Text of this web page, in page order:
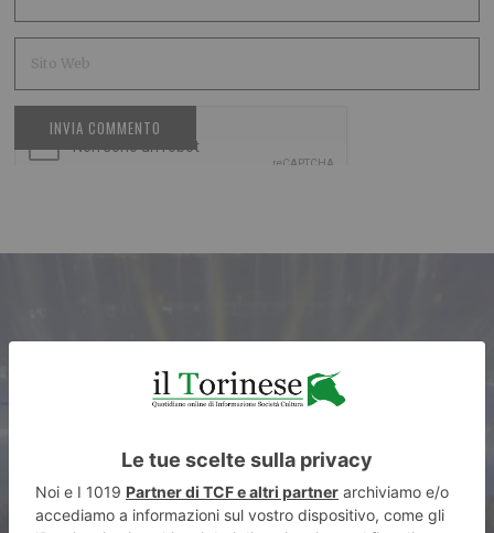
ARTICOLO PRECEDENTE
inaugurale emozionante di
sport e spettacolo